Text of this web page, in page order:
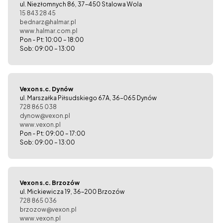
ul. Niezłomnych 86, 37-450 Stalowa Wola
15 843 28 45
bednarz@halmar.pl
www.halmar.com.pl
Pon - Pt: 10:00 – 18:00
Sob: 09:00 – 13:00
Vexon s.c. Dynów
ul. Marszałka Piłsudskiego 67A, 36-065 Dynów
728 865 038
dynow@vexon.pl
www.vexon.pl
Pon - Pt: 09:00 – 17:00
Sob: 09:00 – 13:00
Vexon s.c. Brzozów
ul. Mickiewicza 19, 36-200 Brzozów
728 865 036
brzozow@vexon.pl
www.vexon.pl